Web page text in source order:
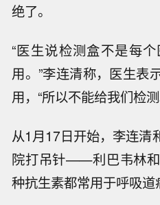
绝了。
“医生说检测盒不是每
用。”李连清称，医生表
用，“所以不能给我们检
从1月17日开始，李连清
院打吊针——利巴韦林
种抗生素都常用于呼吸道